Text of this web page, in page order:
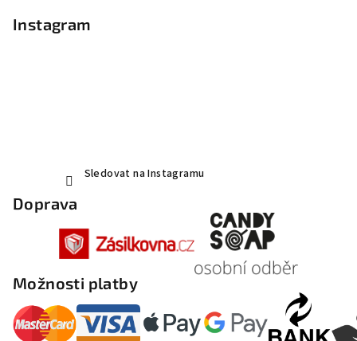
Instagram
Sledovat na Instagramu
Doprava
Možnosti platby